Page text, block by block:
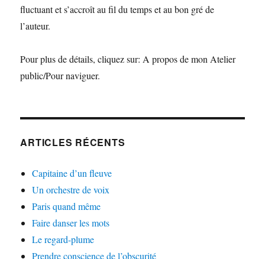
fluctuant et s’accroît au fil du temps et au bon gré de
l’auteur.
Pour plus de détails, cliquez sur: A propos de mon Atelier
public/Pour naviguer.
ARTICLES RÉCENTS
Capitaine d’un fleuve
Un orchestre de voix
Paris quand même
Faire danser les mots
Le regard-plume
Prendre conscience de l’obscurité